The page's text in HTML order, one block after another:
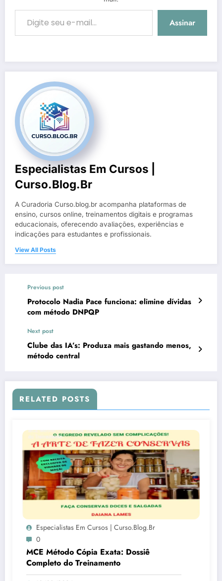
Digite seu e-mail…
Assinar
Especialistas Em Cursos |
Curso.blog.br
A Curadoria Curso.blog.br acompanha plataformas de
ensino, cursos online, treinamentos digitais e programas
educacionais, oferecendo avaliações, experiências e
indicações para estudantes e profissionais.
View All Posts
Previous post
Protocolo Nadia Pace funciona: elimine dívidas
com método DNPQP
Next post
Clube das IA’s: Produza mais gastando menos,
método central
RELATED POSTS
Especialistas Em Cursos | Curso.blog.br
0
MCE Método Cópia Exata: Dossiê
Completo do Treinamento